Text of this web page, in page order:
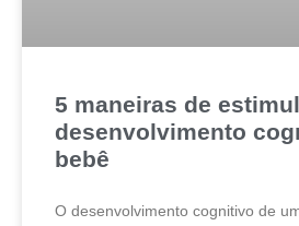
5 maneiras de
desenvolvimento
bebê
O desenvolvimento cognitivo de